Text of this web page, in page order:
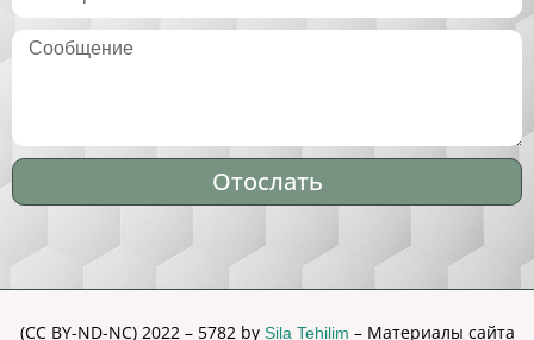
Отослать
(CC BY-ND-NC) 2022 – 5782 by Sila Tehilim – Материалы сайта